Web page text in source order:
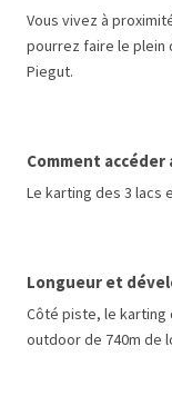
Vous vivez à
pourrez faire le plein
Piegut.
Comment accéder
Le karting des 3 lacs
Longueur et
Côté piste, le karting
outdoor de 740m de